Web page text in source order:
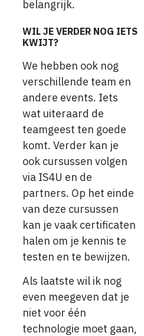
belangrijk.
WIL JE VERDER NOG IETS
KWIJT?
We hebben ook nog
verschillende team en
andere events. Iets
wat uiteraard de
teamgeest ten goede
komt. Verder kan je
ook cursussen volgen
via IS4U en de
partners. Op het einde
van deze cursussen
kan je vaak certificaten
halen om je kennis te
testen en te bewijzen.
Als laatste wil ik nog
even meegeven dat je
niet voor één
technologie moet gaan,